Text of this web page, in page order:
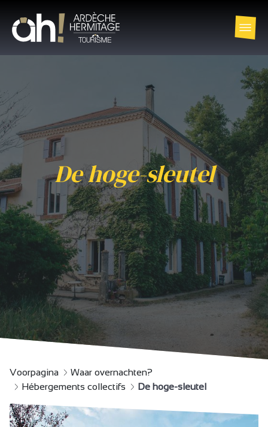
De hoge-sleutel
Voorpagina
Waar overnachten?
Hébergements collectifs
De hoge-sleutel